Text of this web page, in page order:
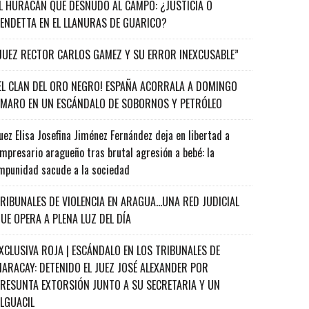
HURACÁN QUE DESNUDÓ AL CAMPO: ¿JUSTICIA O
EN EL LLANURAS DE GUARICO?
RECTOR CARLOS GAMEZ Y SU ERROR INEXCUSABLE”
CLAN DEL ORO NEGRO! ESPAÑA ACORRALA A DOMINGO
EN UN ESCÁNDALO DE SOBORNOS Y PETRÓLEO
Elisa Josefina Jiménez Fernández deja en libertad a
aragueño tras brutal agresión a bebé: la
sacude a la sociedad
DE VIOLENCIA EN ARAGUA…UNA RED JUDICIAL
OPERA A PLENA LUZ DEL DÍA
ROJA | ESCÁNDALO EN LOS TRIBUNALES DE
DETENIDO EL JUEZ JOSÉ ALEXANDER POR
EXTORSIÓN JUNTO A SU SECRETARIA Y UN